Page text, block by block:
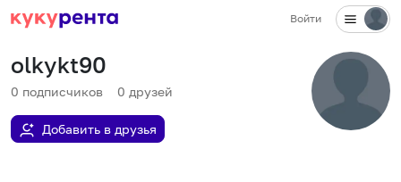
Войти
olkykt90
0 подписчиков 0 друзей
Добавить в друзья